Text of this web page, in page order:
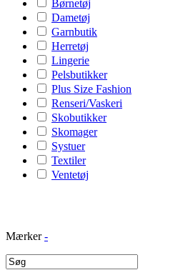
Børnetøj
Dametøj
Garnbutik
Herretøj
Lingerie
Pelsbutikker
Plus Size Fashion
Renseri/Vaskeri
Skobutikker
Skomager
Systuer
Textiler
Ventetøj
Mærker -